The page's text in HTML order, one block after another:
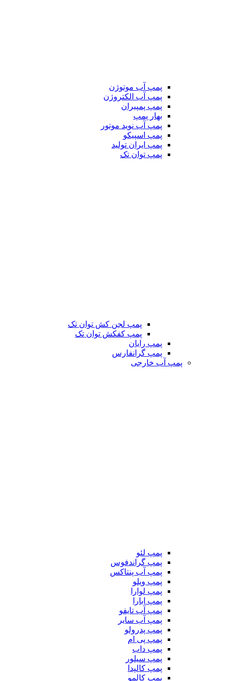
پمپ آب موتوژن
پمپ آب الکتروژن
پمپ پمپیران
بهار پمپ
پمپ آب نوید موتور
پمپ اسپیکو
پمپ ایران تولید
پمپ توان تک
پمپ لجن کش توان تک
پمپ کفکش توان تک
پمپ رایان
پمپ گرانفارس
پمپ آب خارجی
پمپ لئو
پمپ گراندفوس
پمپ آب پنتاکس
پمپ ویلو
پمپ لوارا
پمپ ابارا
پمپ آب تایفو
پمپ آب سایر
پمپ پدرولو
پمپ پی ام
پمپ داب
پمپ سیلور
پمپ کالپدا
پمپ کالمو